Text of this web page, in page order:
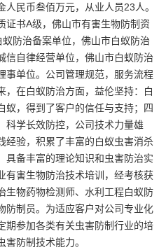
1
民币叁佰万元，从业人员23人。
证书A级，佛山市有害生物防制资
防治备案单位，佛山市白蚁防治
信自律经营单位，佛山市白蚁防治
事单位。公司管理规范，服务流程
，在白蚁防治方面，益伦坚持：白
蚁，得到了客户的信任与支持；四
科学长效防控，公司技术力量雄
经验，积累了丰富的白蚁虫害消杀
具备丰富的理论知识和虫害防治实
有害生物防治技术培训，经考核获
生物药物检测师、水利工程白蚁防
防制员。为适应客户对公司专业化
期参加各类有关虫害防制行业的培
防制技术能力。